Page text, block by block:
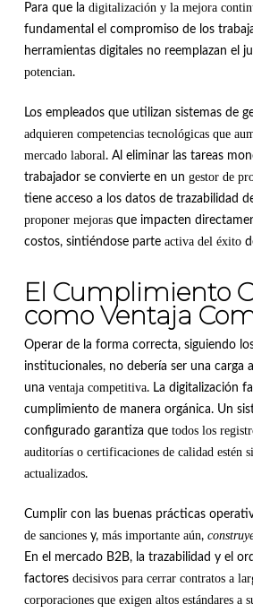
Para que la digitalización y la mejora
fundamental el compromiso de los
herramientas digitales no reemplazan el
potencian.
Los empleados que utilizan sistemas de
adquieren competencias tecnológicas que
mercado laboral. Al eliminar las tareas
trabajador se convierte en un gestor de
tiene acceso a los datos de trazabilidad
proponer mejorasque impacten
costos, sintiéndose parte activa del éxito
El Cumplimiento
como Ventaja
Operar de la forma correcta, siguiendo
institucionales, no debería ser una carga
una ventaja competitiva. La digitalización
cumplimiento de manera orgánica. Un
configurado garantiza que todos los
auditorías o certificaciones de calidad estén
actualizados.
Cumplir con las buenas prácticas
de sancionesy, más importante aún,
En el mercado B2B, la trazabilidad y el
factores decisivos para cerrar contratos a
corporaciones que exigen altos estándares a